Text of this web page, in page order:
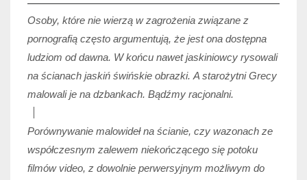
czerwca
2016
Osoby, które nie wierzą w zagrożenia związane z
pornografią często argumentują, że jest ona dostępna
ludziom od dawna. W końcu nawet jaskiniowcy rysowali
na ścianach jaskiń świńskie obrazki. A starożytni Grecy
malowali je na dzbankach. Bądźmy racjonalni.
Porównywanie malowideł na ścianie, czy wazonach ze
współczesnym zalewem niekończącego się potoku
filmów video, z dowolnie perwersyjnym możliwym do